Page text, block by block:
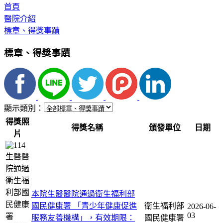
首頁
醫院介紹
標章、得獎事蹟
標章、得獎事蹟
顯示類別：
得獎照
片
得獎名稱 頒發單位 日期
本院生醫醫院通過衛生福利部
國民健康署 「青少年健康促進
服務友善機構」，有效期限：
衛生福利部
國民健康署
2026-06-
03